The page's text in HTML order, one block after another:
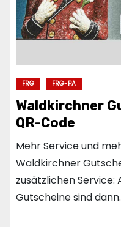
FRG FRG-PA
Waldkirchner
QR-Code
Mehr Service und
Waldkirchner
zusätzlichen Service:
Gutscheine sind